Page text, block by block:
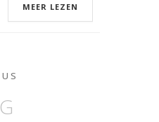
MEER LEZEN